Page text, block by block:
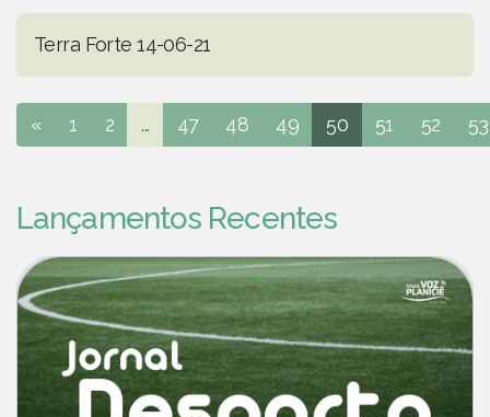
Terra Forte 14-06-21
« 1 2 ... 47 48 49 50 51 52 53
Lançamentos Recentes